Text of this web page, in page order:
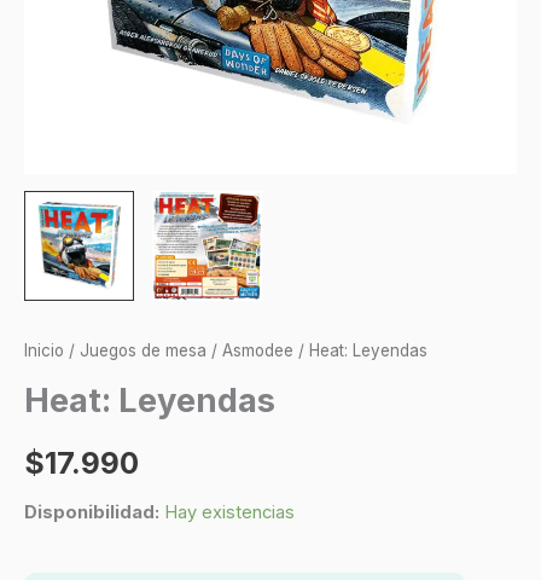
Inicio / Juegos de mesa / Asmodee / Heat: Leyendas
Heat: Leyendas
$17.990
Disponibilidad: Hay existencias